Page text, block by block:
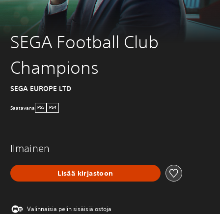
SEGA Football Club
Champions
SEGA EUROPE LTD
Saatavana PS5 PS4
Ilmainen
Lisää kirjastoon
Valinnaisia pelin sisäisiä ostoja